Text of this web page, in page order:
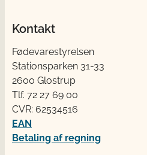
Kontakt
Fødevarestyrelsen
Stationsparken 31-33
2600 Glostrup
Tlf. 72 2​​​7 69 00
CVR: 62534516
EAN
Betaling af regning